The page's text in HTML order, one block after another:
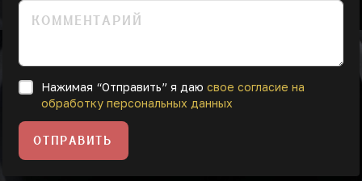
Нажимая “Отправить” я даю свое согласие на
обработку персональных данных
ОТПРАВИТЬ